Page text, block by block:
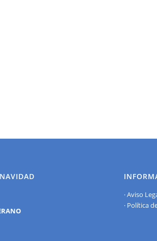
·Aviso
· Política